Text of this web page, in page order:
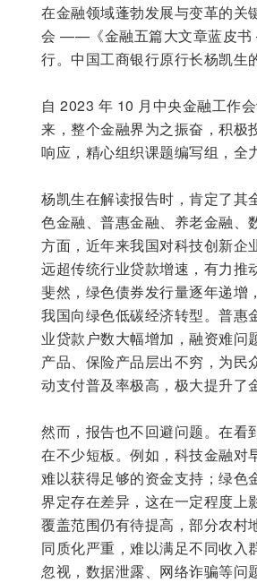
在金融领域蓬勃发展与变革的关
会 ——《金融五篇大文章蓝皮书
行。中国工商银行原行长杨凯生
自 2023 年 10 月中央金融工作
来，整个金融界为之振奋，积极
响应，精心组织课题编写组，全
杨凯生在解读报告时，肯定了其
色金融、普惠金融、养老金融、
方面，近年来我国对科技创新企
远超传统行业贷款增速，有力推
斐然，绿色债券发行量逐年递增
我国向绿色低碳经济转型。普惠
业贷款户数大幅增加，融资难问
产品、保险产品层出不穷，为民
动支付普及率极高，极大提升了
然而，报告也不回避问题。在看
在不少短板。例如，科技金融对
难以获得足够的资金支持；绿色
界定存在差异，这在一定程度上
覆盖范围仍有待提高，部分农村
同质化严重，难以满足不同收入
忽视，数据泄露、网络诈骗等问